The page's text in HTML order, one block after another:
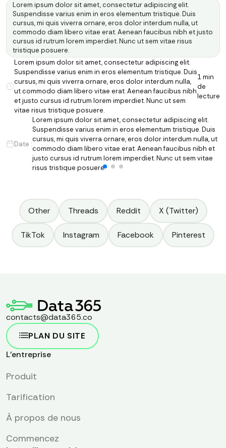
Lorem ipsum dolor sit amet, consectetur adipiscing elit.
Suspendisse varius enim in eros elementum tristique. Duis
cursus, mi quis viverra ornare, eros dolor interdum nulla, ut
commodo diam libero vitae erat. Aenean faucibus nibh et justo
cursus id rutrum lorem imperdiet. Nunc ut sem vitae risus
tristique posuere.
Lorem ipsum dolor sit amet, consectetur adipiscing elit.
Suspendisse varius enim in eros elementum tristique. Duis
cursus, mi quis viverra ornare, eros dolor interdum nulla,
ut commodo diam libero vitae erat. Aenean faucibus nibh
et justo cursus id rutrum lorem imperdiet. Nunc ut sem
vitae risus tristique posuere.
1 min
de
lecture
Date :
Lorem ipsum dolor sit amet, consectetur adipiscing elit.
Suspendisse varius enim in eros elementum tristique. Duis
cursus, mi quis viverra ornare, eros dolor interdum nulla, ut
commodo diam libero vitae erat. Aenean faucibus nibh et
justo cursus id rutrum lorem imperdiet. Nunc ut sem vitae
risus tristique posuere.
Other Threads Reddit X (Twitter)
TikTok Instagram Facebook Pinterest
contacts@data365.co
PLAN DU SITE
L'entreprise
Produit
Tarification
À propos de nous
Commencez